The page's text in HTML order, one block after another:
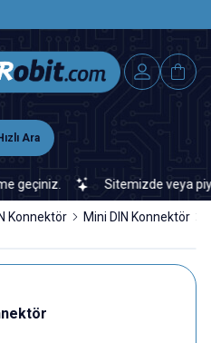
Ara
Sitemizde veya
Konnektör Mini DIN Konnektör